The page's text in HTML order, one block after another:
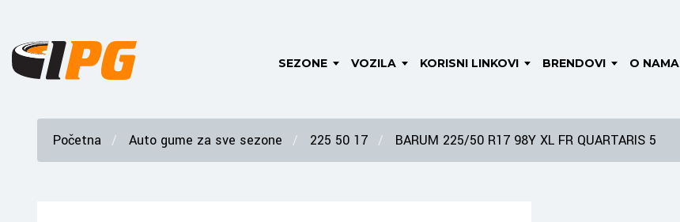
SEZONE VOZILA KORISNI LINKOVI BRENDOVI O NAMA
Početna Auto gume za sve sezone 225 50 17 BARUM 225/50 R17 98Y XL FR QUARTARIS 5